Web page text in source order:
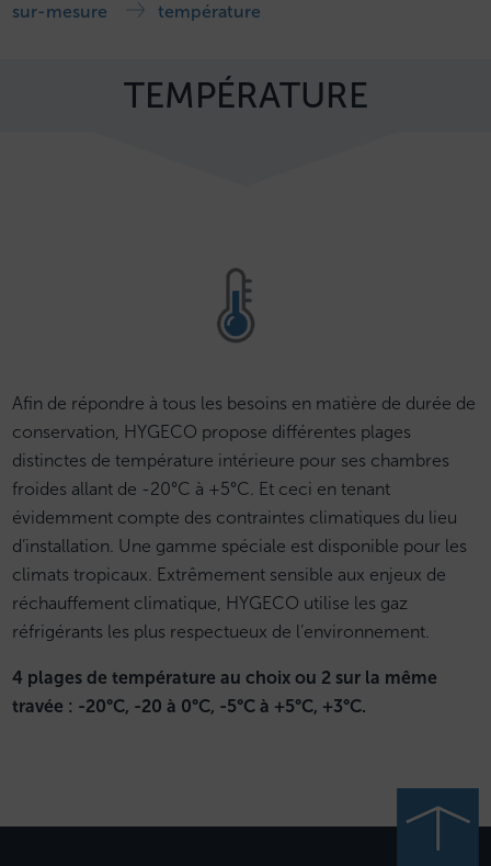
sur-mesure
température
TEMPÉRATURE
Afin de répondre à tous les besoins en matière de durée de
conservation, HYGECO propose différentes plages
distinctes de température intérieure pour ses chambres
froides allant de -20°C à +5°C. Et ceci en tenant
évidemment compte des contraintes climatiques du lieu
d’installation. Une gamme spéciale est disponible pour les
climats tropicaux. Extrêmement sensible aux enjeux de
réchauffement climatique, HYGECO utilise les gaz
réfrigérants les plus respectueux de l’environnement.
4 plages de température au choix ou 2 sur la même
travée : -20°C, -20 à 0°C, -5°C à +5°C, +3°C.